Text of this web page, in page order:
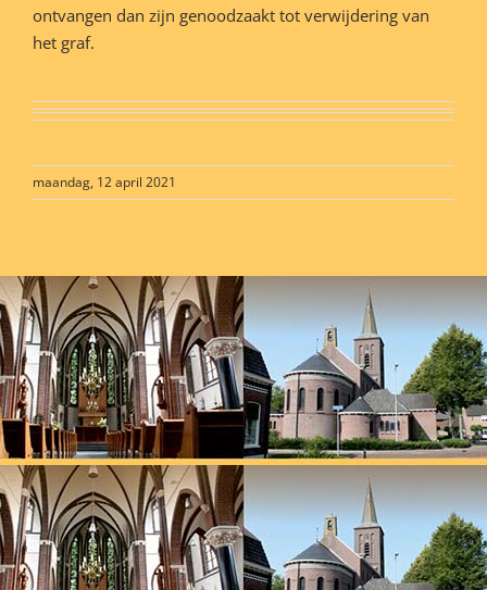
ontvangen dan zijn genoodzaakt tot verwijdering van
het graf.
maandag, 12 april 2021